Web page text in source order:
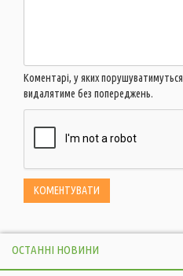
Коментарі, у яких порушуватимуться
видалятиме без попереджень.
ОСТАННІ НОВИНИ